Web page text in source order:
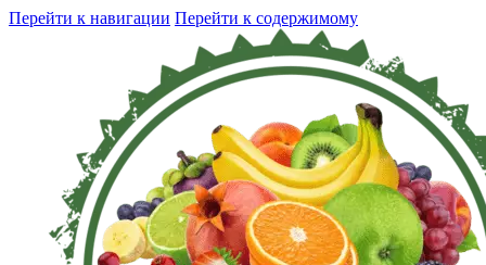
Перейти к навигации Перейти к содержимому